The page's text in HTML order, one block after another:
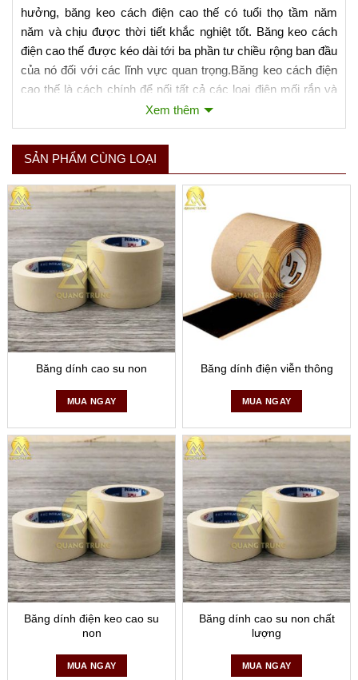
hưởng, băng keo cách điện cao thế có tuổi thọ tầm năm
năm và chịu được thời tiết khắc nghiệt tốt. Băng keo cách
điện cao thế được kéo dài tới ba phần tư chiều rộng ban đầu
của nó đối với các lĩnh vực quan trọng.Băng keo cách điện
cao thế là cách chính để nối tất cả các loại điện mối rắn và
bảo vệ các mối nối điện tránh ẩm ướt.
Băng keo cách điện cao thế Quang Trung
Băng keo cách điện cao thế của Quang Trung là những sản
phẩm có chất lượng và đảm bảo yêu cầu kỹ thuật khi sản
xuất và đã được kiểm chứng chất lượng qua các khách
hàng khó tính nhất
Xem thêm
Xem thêm
SẢN PHẨM CÙNG LOẠI
Băng dính cao su non
MUA NGAY
Băng dính điện viễn thông
MUA NGAY
Băng dính điện keo cao su
non
MUA NGAY
Băng dính cao su non chất
lượng
MUA NGAY